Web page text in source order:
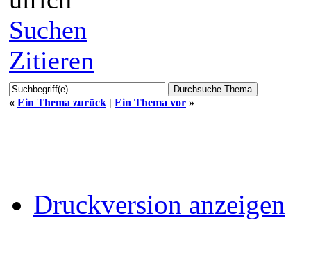
Suchen
Zitieren
« Ein Thema zurück | Ein Thema vor »
Druckversion anzeigen